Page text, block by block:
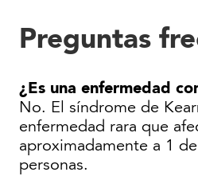
Preguntas
¿Es una enfermedad
No. El síndrome de
enfermedad rara que
aproximadamente a 1
personas.